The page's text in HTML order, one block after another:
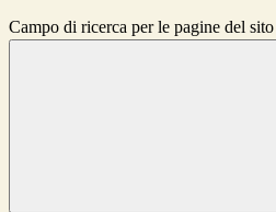
Campo di ricerca per le pagine del sito